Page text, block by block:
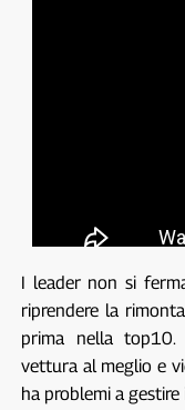
I leader non si
riprendere la
prima nella
vettura al meglio e
ha problemi a